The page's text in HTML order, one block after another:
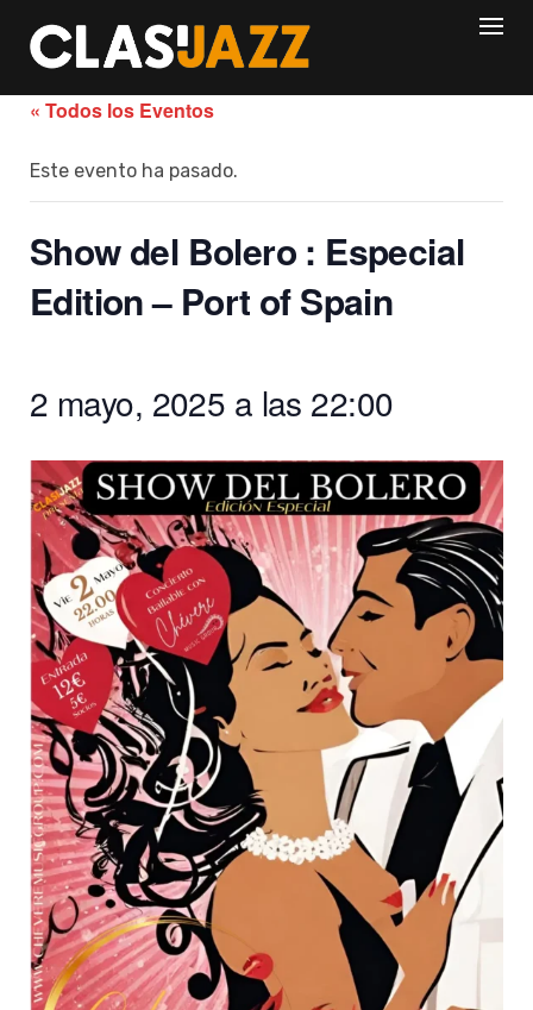
content
« Todos los Eventos
Este evento ha pasado.
Show del Bolero : Especial
Edition – Port of Spain
2 mayo, 2025 a las 22:00